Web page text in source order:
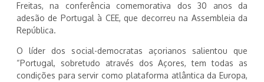
Freitas, na conferência comemorativa dos 30 anos da
adesão de Portugal à CEE, que decorreu na Assembleia da
República.
O líder dos social-democratas açorianos salientou que
“Portugal, sobretudo através dos Açores, tem todas as
condições para servir como plataforma atlântica da Europa,